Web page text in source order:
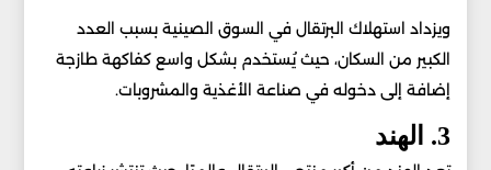
ويزداد استهلاك البرتقال في السوق الصينية بسبب العدد
الكبير من السكان، حيث يُستخدم بشكل واسع كفاكهة طازجة
إضافة إلى دخوله في صناعة الأغذية والمشروبات.
3. الهند